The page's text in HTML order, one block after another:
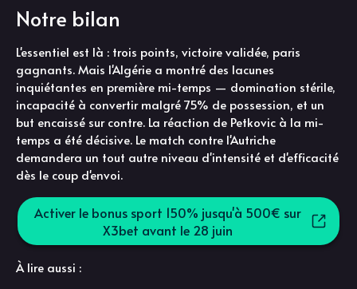
Notre bilan
L'essentiel est là : trois points, victoire validée, paris
gagnants. Mais l'Algérie a montré des lacunes
inquiétantes en première mi-temps — domination stérile,
incapacité à convertir malgré 75% de possession, et un
but encaissé sur contre. La réaction de Petkovic à la mi-
temps a été décisive. Le match contre l'Autriche
demandera un tout autre niveau d'intensité et d'efficacité
dès le coup d'envoi.
Activer le bonus sport 150% jusqu'à 500€ sur
X3bet avant le 28 juin
À lire aussi :